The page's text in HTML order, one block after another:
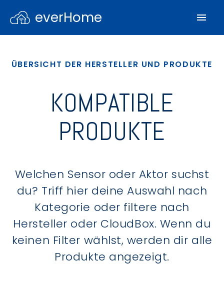
everHome
ÜBERSICHT DER HERSTELLER UND PRODUKTE
KOMPATIBLE
PRODUKTE
Welchen Sensor oder Aktor suchst
du? Triff hier deine Auswahl nach
Kategorie oder filtere nach
Hersteller oder CloudBox. Wenn du
keinen Filter wählst, werden dir alle
Produkte angezeigt.